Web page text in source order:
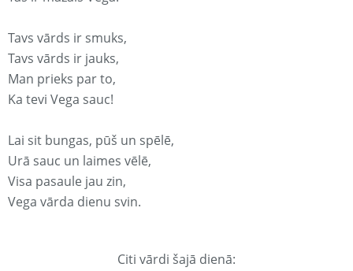
Tavs vārds ir smuks,
Tavs vārds ir jauks,
Man prieks par to,
Ka tevi Vega sauc!
Lai sit bungas, pūš un spēlē,
Urā sauc un laimes vēlē,
Visa pasaule jau zin,
Vega vārda dienu svin.
Citi vārdi šajā dienā: